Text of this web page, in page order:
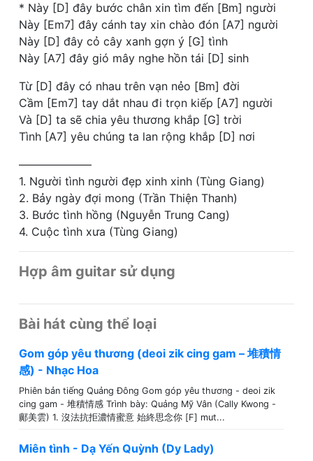
* Này [D] đây bước chân xin tìm đến [Bm] người
Này [Em7] đây cánh tay xin chào đón [A7] người
Này [D] đây cỏ cây xanh gợn ý [G] tình
Này [A7] đây gió mây nghe hồn tái [D] sinh
Từ [D] đây có nhau trên vạn nẻo [Bm] đời
Cầm [Em7] tay dắt nhau đi trọn kiếp [A7] người
Và [D] ta sẽ chia yêu thương khắp [G] trời
Tình [A7] yêu chúng ta lan rộng khắp [D] nơi
——————–
1. Người tình người đẹp xinh xinh (Tùng Giang)
2. Bảy ngày đợi mong (Trần Thiện Thanh)
3. Bước tình hồng (Nguyễn Trung Cang)
4. Cuộc tình xưa (Tùng Giang)
Hợp âm guitar sử dụng
Bài hát cùng thể loại
Gom góp yêu thương (deoi zik cing gam – 堆積情
感) - Nhạc Hoa
Phiên bản tiếng Quảng Đông Gom góp yêu thương - deoi zik
cing gam - 堆積情感 Trình bày: Quảng Mỹ Vân (Cally Kwong -
鄺美雲) 1. 沒法抗拒濃情蜜意 始終思念你 [F] mut...
Miên tình - Dạ Yến Quỳnh (Dy Lady)